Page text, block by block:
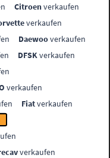
Citroenverkaufen
verkaufen
Daewooverkaufen
DFSKverkaufen
verkaufen
Fiatverkaufen
verkaufen